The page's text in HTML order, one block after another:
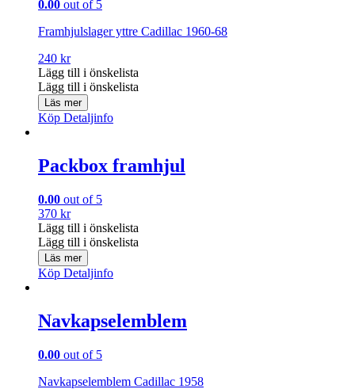
0.00 out of 5
Framhjulslager yttre Cadillac 1960-68
240 kr
Lägg till i önskelista
Lägg till i önskelista
Läs mer
Köp Detaljinfo
Packbox framhjul
0.00 out of 5
370 kr
Lägg till i önskelista
Lägg till i önskelista
Läs mer
Köp Detaljinfo
Navkapselemblem
0.00 out of 5
Navkapselemblem Cadillac 1958